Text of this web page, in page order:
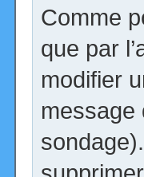
Comme
que par
modifier
message